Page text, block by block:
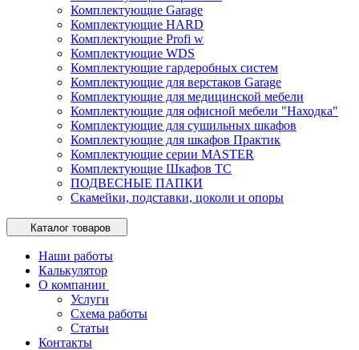
Комплектующие Garage
Комплектующие HARD
Комплектующие Profi w
Комплектующие WDS
Комплектующие гардеробных систем
Комплектующие для верстаков Garage
Комплектующие для медицинской мебели
Комплектующие для офисной мебели "Находка"
Комплектующие для сушильных шкафов
Комплектующие для шкафов Практик
Комплектующие серии MASTER
Комплектующие Шкафов ТС
ПОДВЕСНЫЕ ПАПКИ
Скамейки, подставки, цоколи и опоры
Каталог товаров
Наши работы
Калькулятор
О компании
Услуги
Схема работы
Статьи
Контакты